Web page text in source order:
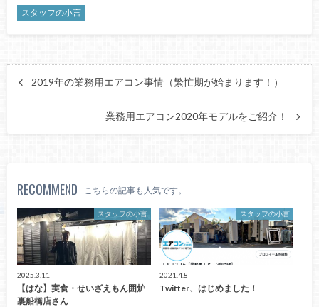
スタッフの小言
2019年の業務用エアコン事情（繁忙期が始まります！）
業務用エアコン2020年モデルをご紹介！
RECOMMEND こちらの記事も人気です。
スタッフの小言
2025.3.11
【はな】実食・せいざえもん囲炉
裏船橋店さん
スタッフの小言
2021.4.8
Twitter、はじめました！